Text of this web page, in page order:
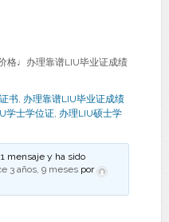
格♩办理靠谱LIU毕业证成绩
书, 办理靠谱LIU毕业证成绩
学士学位证, 办理LIU硕士学
mensaje y ha sido
3 años, 9 meses por